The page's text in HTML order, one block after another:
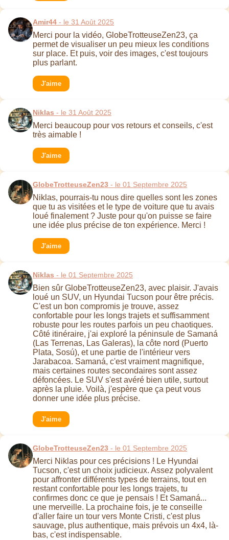
Amir44 - le 31 Août 2025
Merci pour la vidéo, GlobeTrotteuseZen23, ça
permet de visualiser un peu mieux les conditions
sur place. Et puis, voir des images, c'est toujours
plus parlant.
J'aime
Niklas - le 31 Août 2025
Merci beaucoup pour vos retours et conseils, c'est
très aimable !
J'aime
GlobeTrotteuseZen23 - le 01 Septembre 2025
Niklas, pourrais-tu nous dire quelles sont les zones
que tu as visitées et le type de voiture que tu avais
loué finalement ? Juste pour qu'on puisse se faire
une idée plus précise de ton expérience. Merci !
J'aime
Niklas - le 01 Septembre 2025
Bien sûr GlobeTrotteuseZen23, avec plaisir. J'avais
loué un SUV, un Hyundai Tucson pour être précis.
C'est un bon compromis je trouve, assez
confortable pour les longs trajets et suffisamment
robuste pour les routes parfois un peu chaotiques.
Côté itinéraire, j'ai exploré la péninsule de Samaná
(Las Terrenas, Las Galeras), la côte nord (Puerto
Plata, Sosú), et une partie de l'intérieur vers
Jarabacoa. Samaná, c'est vraiment magnifique,
mais certaines routes secondaires sont assez
défoncées. Le SUV s'est avéré bien utile, surtout
après la pluie. Voilà, j'espère que ça peut vous
donner une idée plus précise.
J'aime
GlobeTrotteuseZen23 - le 01 Septembre 2025
Merci Niklas pour ces précisions ! Le Hyundai
Tucson, c'est un choix judicieux. Assez polyvalent
pour affronter différents types de terrains, tout en
restant confortable pour les longs trajets, tu
confirmes donc ce que je pensais ! Et Samaná...
une merveille. La prochaine fois, je te conseille
d'aller faire un tour vers Monte Cristi, c'est plus
sauvage, plus authentique, mais prévois un 4x4, là-
bas, c'est indispensable.